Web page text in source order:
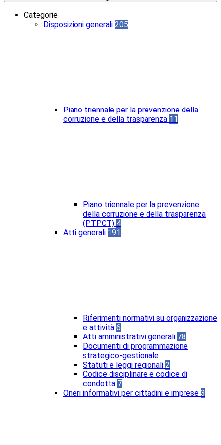
Categorie
Disposizioni generali 205
Piano triennale per la prevenzione della
corruzione e della trasparenza 11
Piano triennale per la prevenzione
della corruzione e della trasparenza
(PTPCT) 4
Atti generali 191
Riferimenti normativi su organizzazione
e attività 6
Atti amministrativi generali 78
Documenti di programmazione
strategico-gestionale
Statuti e leggi regionali 2
Codice disciplinare e codice di
condotta 7
Oneri informativi per cittadini e imprese 3